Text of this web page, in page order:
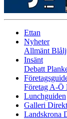
Ettan
Nyheter
Allmänt
Insänt
Debatt
Företag A-Ö
Lunchguiden
Galleri Direkt
Landskrona